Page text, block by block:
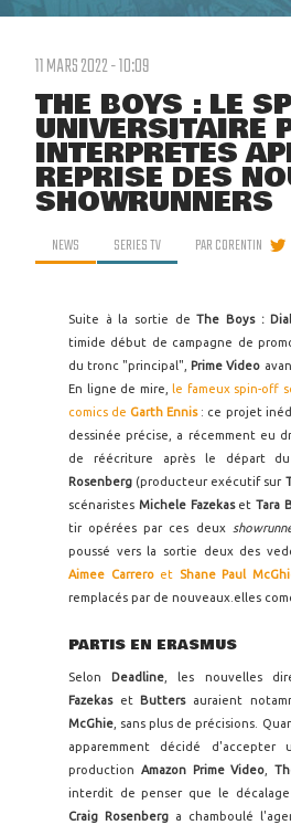
11 MARS 2022 - 10:09
THE BOYS : LE
UNIVERSITAIRE
INTERPRÈTES
REPRISE DES
SHOWRUNNERS
NEWS SERIES TV PARCORENTIN
Suite à la sortie deThe Boys :
timide début de campagne de
du tronc "principal", Prime Video
En ligne de mire, le fameux spin-off
comics deGarth Ennis: ce projet
dessinée précise, a récemment eu
de réécriture après le départ
Rosenberg (producteur exécutif sur
scénaristes Michele Fazekaset Tara
tir opérées par ces deux
poussé vers la sortie deux des
Aimee Carreroet Shane Paul
remplacés par de nouveaux.elles
PARTIS EN ERASMUS
Selon Deadline , les nouvelles
Fazekaset Buttersauraient
McGhie , sans plus de précisions.
apparemment décidé
production Amazon Prime Video
interdit de penser que le
Craig Rosenberg a chamboulé